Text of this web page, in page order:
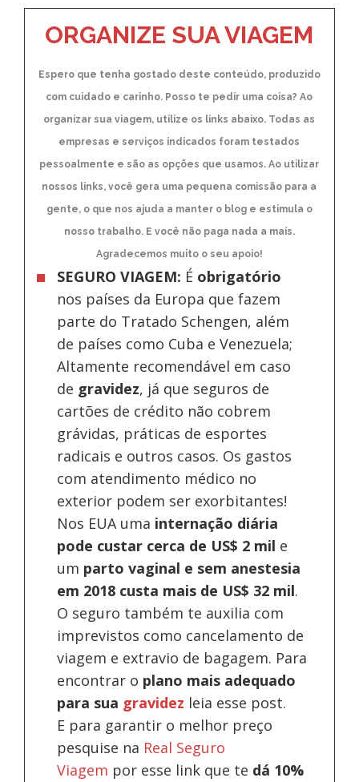
Kindle
ORGANIZE SUA VIAGEM
Espero que tenha gostado deste conteúdo, produzido
com cuidado e carinho. Posso te pedir uma coisa? Ao
organizar sua viagem, utilize os links abaixo. Todas as
empresas e serviços indicados foram testados
pessoalmente e são as opções que usamos. Ao utilizar
nossos links, você gera uma pequena comissão para a
gente, o que nos ajuda a manter o blog e estimula o
nosso trabalho. E você não paga nada a mais.
Agradecemos muito o seu apoio!
SEGURO VIAGEM: É obrigatório
nos países da Europa que fazem
parte do Tratado Schengen, além
de países como Cuba e Venezuela;
Altamente recomendável em caso
de gravidez, já que seguros de
cartões de crédito não cobrem
grávidas, práticas de esportes
radicais e outros casos. Os gastos
com atendimento médico no
exterior podem ser exorbitantes!
Nos EUA uma internação diária
pode custar cerca de US$ 2 mil e
um parto vaginal e sem anestesia
em 2018 custa mais de US$ 32 mil.
O seguro também te auxilia com
imprevistos como cancelamento de
viagem e extravio de bagagem. Para
encontrar o plano mais adequado
para sua gravidez leia esse post.
E para garantir o melhor preço
pesquise na Real Seguro
Viagem por esse link que te dá 10%